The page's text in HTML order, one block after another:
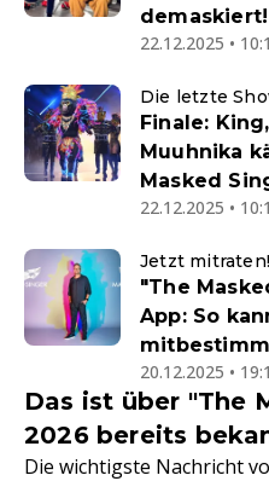
demaskiert!
22.12.2025 •
Die letzte
Finale:
Muuhnika
Masked
22.12.2025 •
Jetzt mitraten!
"The
App: So
20.12.2025 •
Das ist über "The
2026 bereits
Die wichtigste Nachricht